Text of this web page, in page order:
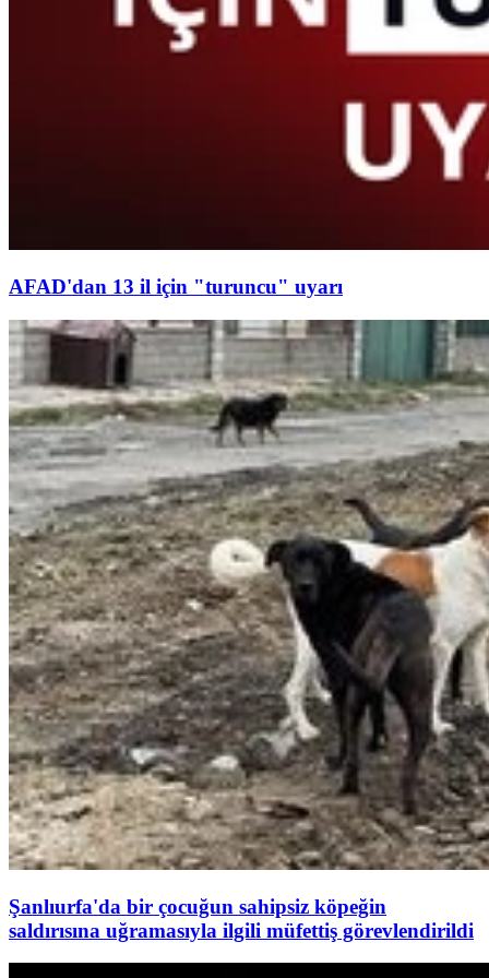
AFAD'dan 13 il için "turuncu" uyarı
Şanlıurfa'da bir çocuğun sahipsiz köpeğin
saldırısına uğramasıyla ilgili müfettiş görevlendirildi